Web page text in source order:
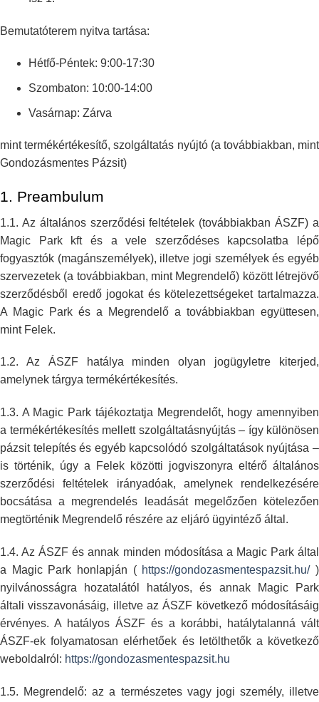
Bemutatóterem nyitva tartása:
Hétfő-Péntek: 9:00-17:30
Szombaton: 10:00-14:00
Vasárnap: Zárva
mint termékértékesítő, szolgáltatás nyújtó (a továbbiakban, mint
Gondozásmentes Pázsit)
1. Preambulum
1.1. Az általános szerződési feltételek (továbbiakban ÁSZF) a
Magic Parkkft és a vele szerződéses kapcsolatba lépő
fogyasztók (magánszemélyek), illetve jogi személyek és egyéb
szervezetek (a továbbiakban, mintMegrendelő) között létrejövő
szerződésből eredő jogokat éskötelezettségeket tartalmazza.
A Magic Park és a Megrendelő a továbbiakban együttesen,
mint Felek.
1.2. Az ÁSZF hatálya minden olyan jogügyletre kiterjed,
amelynek tárgya termékértékesítés.
1.3. A Magic Park tájékoztatja Megrendelőt, hogy amennyiben
a termékértékesítés mellett szolgáltatásnyújtás – így különösen
pázsittelepítés és egyéb kapcsolódó szolgáltatások nyújtása –
is történik, úgy a Felek közötti jogviszonyra eltérő általános
szerződési feltételek irányadóak, amelynek rendelkezésére
bocsátása a megrendelés leadásátmegelőzően kötelezően
megtörténik Megrendelő részére az eljáró ügyintéző által.
1.4. Az ÁSZF és annak minden módosítása a Magic Park által
a Magic Park honlapján (https://gondozasmentespazsit.hu/)
nyilvánosságra hozatalától hatályos, és annak Magic Park
általi visszavonásáig, illetve az ÁSZF következő módosításáig
érvényes. A hatályos ÁSZF és a korábbi, hatálytalanná vált
ÁSZF-ek folyamatosan elérhetőek ésletölthetők a következő
weboldalról: https://gondozasmentespazsit.hu
1.5. Megrendelő: az a természetes vagy jogi személy, illetve